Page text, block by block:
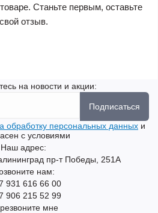
Станьте первым, оставьте
свой отзыв.
на новости и акции:
Подписаться
обработку персональных данных и
с условиями
Наш адрес:
пр-т Победы, 251А
нам:
931 616 66 00
906 215 52 99
мне